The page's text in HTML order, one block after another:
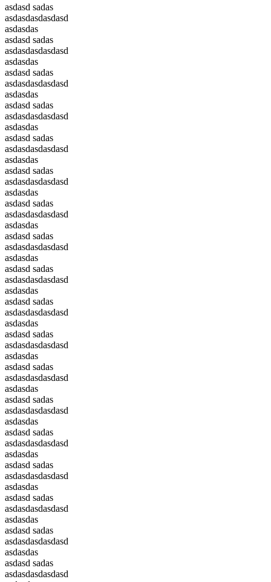
asdasd sadas
asdasdasdasdasd
asdasdas
asdasd sadas
asdasdasdasdasd
asdasdas
asdasd sadas
asdasdasdasdasd
asdasdas
asdasd sadas
asdasdasdasdasd
asdasdas
asdasd sadas
asdasdasdasdasd
asdasdas
asdasd sadas
asdasdasdasdasd
asdasdas
asdasd sadas
asdasdasdasdasd
asdasdas
asdasd sadas
asdasdasdasdasd
asdasdas
asdasd sadas
asdasdasdasdasd
asdasdas
asdasd sadas
asdasdasdasdasd
asdasdas
asdasd sadas
asdasdasdasdasd
asdasdas
asdasd sadas
asdasdasdasdasd
asdasdas
asdasd sadas
asdasdasdasdasd
asdasdas
asdasd sadas
asdasdasdasdasd
asdasdas
asdasd sadas
asdasdasdasdasd
asdasdas
asdasd sadas
asdasdasdasdasd
asdasdas
asdasd sadas
asdasdasdasdasd
asdasdas
asdasd sadas
asdasdasdasdasd